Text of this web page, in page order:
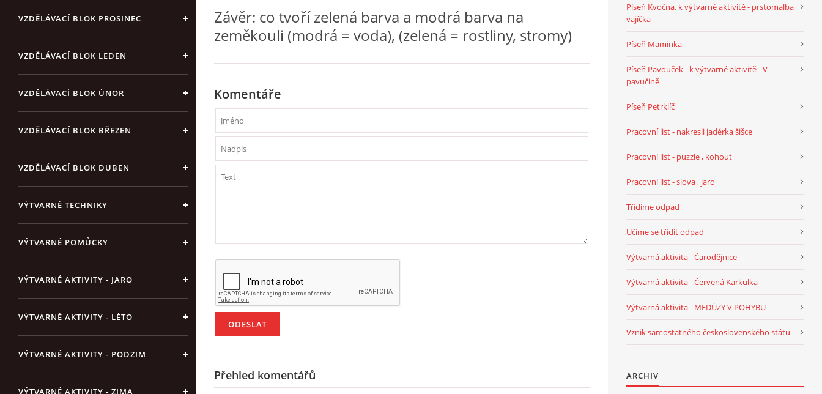
VZDĚLÁVACÍ BLOK PROSINEC
VZDĚLÁVACÍ BLOK LEDEN
VZDĚLÁVACÍ BLOK ÚNOR
VZDĚLÁVACÍ BLOK BŘEZEN
VZDĚLÁVACÍ BLOK DUBEN
VÝTVARNÉ TECHNIKY
VÝTVARNÉ POMŮCKY
VÝTVARNÉ AKTIVITY - JARO
VÝTVARNÉ AKTIVITY - LÉTO
VÝTVARNÉ AKTIVITY - PODZIM
VÝTVARNÉ AKTIVITY - ZIMA
Závěr: co tvoří zelená barva a modrá barva na
zeměkouli (modrá = voda), (zelená = rostliny, stromy)
Komentáře
Přehled komentářů
Píseň Kvočna, k výtvarné aktivitě - prstomalba
vajíčka
Píseň Maminka
Píseň Pavouček - k výtvarné aktivitě - V
pavučině
Píseň Petrklíč
Pracovní list - nakresli jadérka šišce
Pracovní list - puzzle , kohout
Pracovní list - slova , jaro
Třídíme odpad
Učíme se třídit odpad
Výtvarná aktivita - Čarodějnice
Výtvarná aktivita - Červená Karkulka
Výtvarná aktivita - MEDÚZY V POHYBU
Vznik samostatného československého státu
ARCHIV